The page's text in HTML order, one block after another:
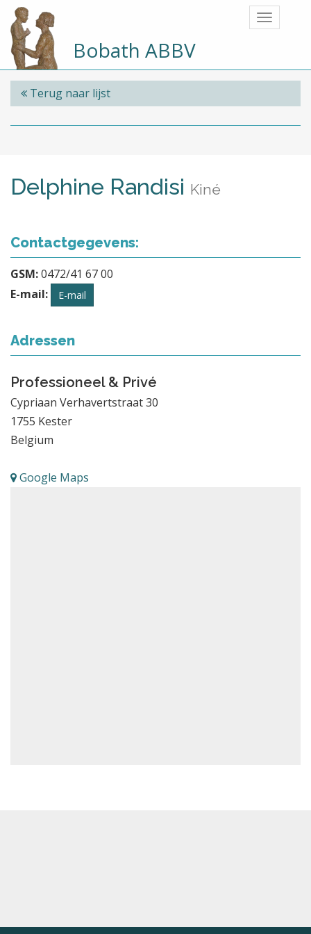
Bobath ABBV
Terug naar lijst
Delphine Randisi Kiné
Contactgegevens:
GSM:0472/41 67 00
E-mail:
E-mail
Adressen
Professioneel & Privé
Cypriaan Verhavertstraat 30
1755 Kester
Belgium
Google Maps